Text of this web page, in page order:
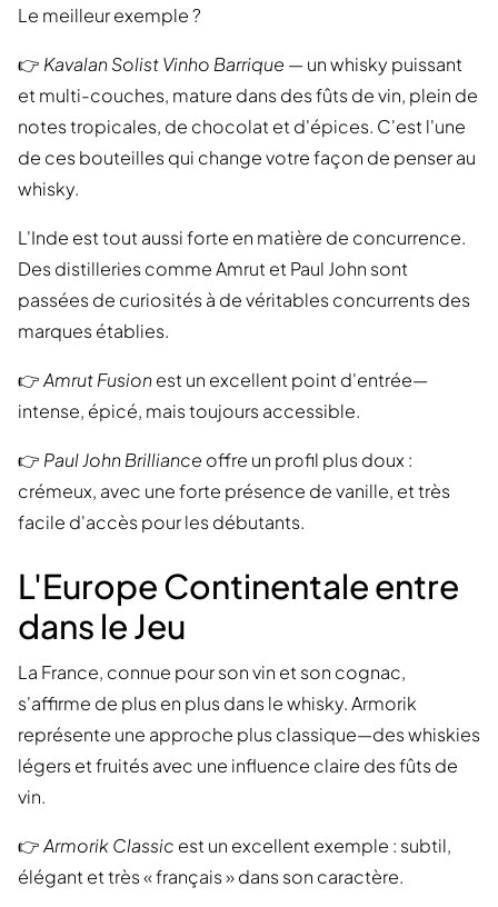
Le meilleur exemple ?
👉 Kavalan Solist Vinho Barrique — un whisky puissant
et multi-couches, mature dans des fûts de vin, plein de
notes tropicales, de chocolat et d'épices. C'est l'une
de ces bouteilles qui change votre façon de penser au
whisky.
L'Inde est tout aussi forte en matière de concurrence.
Des distilleries comme Amrut et Paul John sont
passées de curiosités à de véritables concurrents des
marques établies.
👉Amrut Fusionest un excellent point d'entrée—
intense, épicé, mais toujours accessible.
👉 Paul John Brilliance offre un profil plus doux :
crémeux, avec une forte présence de vanille, et très
facile d'accès pour les débutants.
L'Europe Continentale entre
dans le Jeu
La France, connue pour son vin et son cognac,
s'affirme de plus en plus dans le whisky. Armorik
représente une approche plus classique—des whiskies
légers et fruités avec une influence claire des fûts de
vin.
👉Armorik Classic est un excellent exemple : subtil,
élégant et très « français » dans son caractère.